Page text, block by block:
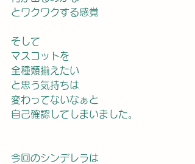
とワクワクする感覚
そして
マスコットを
全種類揃えたい
と思う気持ちは
変わってないなぁと
自己確認してしまいました。
今回のシンデレラは